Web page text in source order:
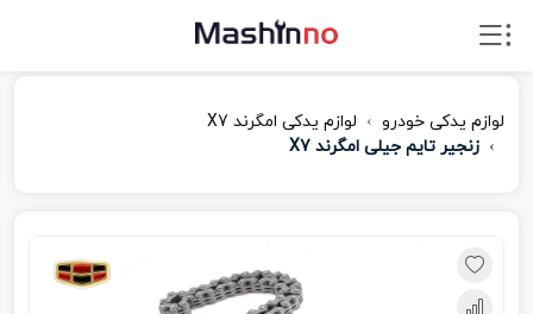
لوازم یدکی خودرو
لوازم یدکی امگرند X7
زنجیر تایم جیلی امگرند X7